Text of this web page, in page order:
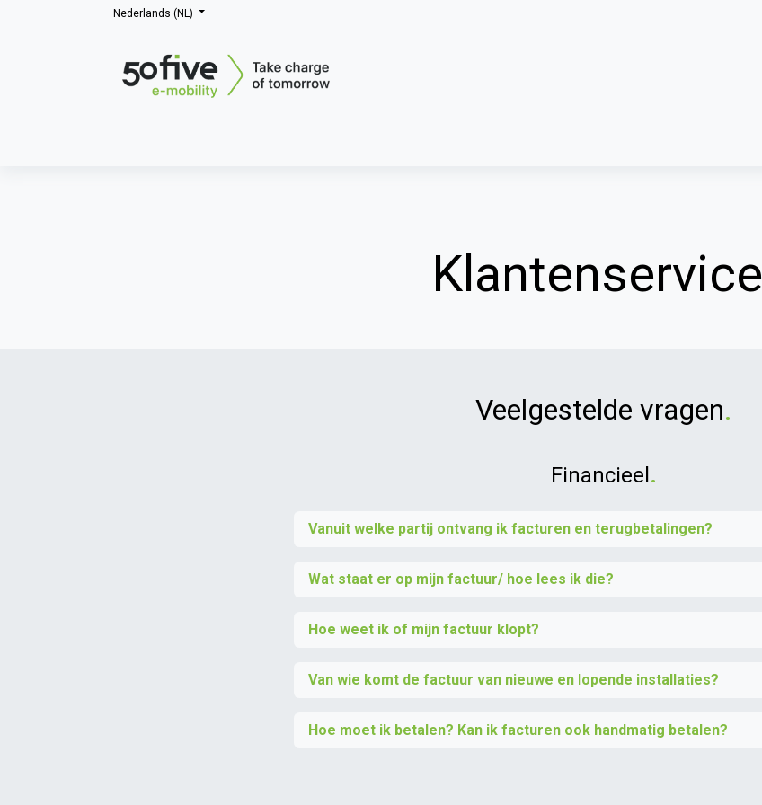
Nederlands (NL)
Klantenservice
Veelgestelde vragen.
Financieel .
Vanuit welke partij ontvang ik facturen en terugbetalingen?
Wat staat er op mijn factuur/ hoe lees ik die?
Hoe weet ik of mijn factuur klopt?
Van wie komt de factuur van nieuwe en lopende installaties?
U wordt hierover geïnformeerd.
Hoe moet ik betalen? Kan ik facturen ook handmatig betalen?